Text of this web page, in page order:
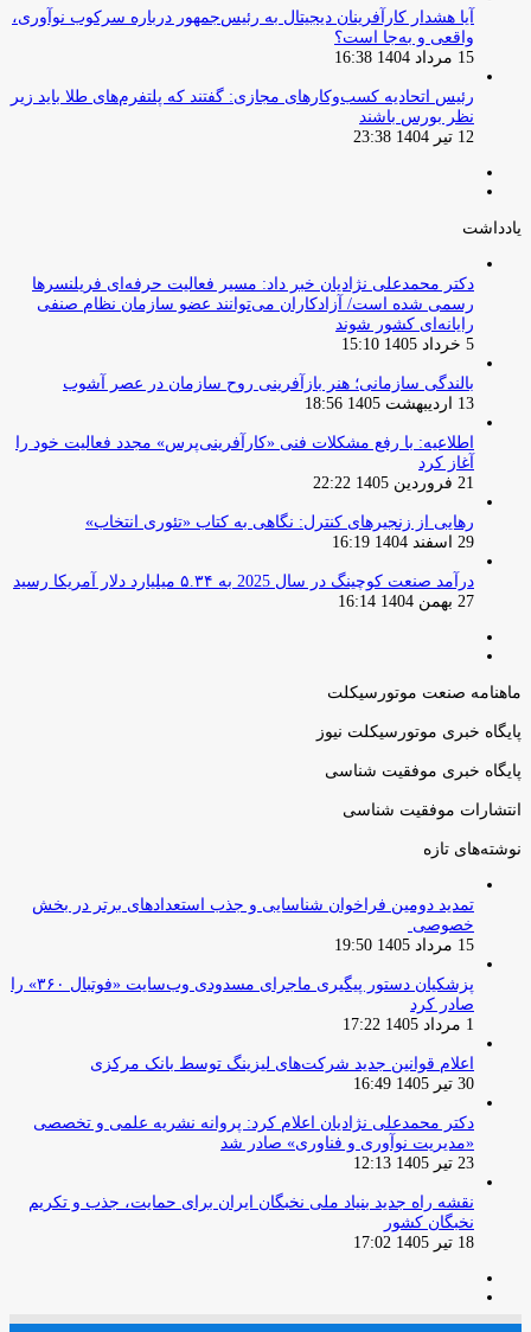
آیا هشدار کارآفرینان دیجیتال به رئیس‌جمهور درباره سرکوب نوآوری،
واقعی و به‌جا است؟
15 مرداد 1404 16:38
‏رئیس اتحادیه کسب‌وکارهای مجازی: گفتند که پلتفرم‌های طلا باید زیر
نظر بورس باشند
12 تیر 1404 23:38
یادداشت
دکتر محمدعلی نژادیان خبر داد: مسیر فعالیت حرفه‌ای فریلنسرها
رسمی شده است/ آزادکاران می‌توانند عضو سازمان نظام صنفی
رایانه‌ای کشور شوند
5 خرداد 1405 15:10
بالندگی سازمانی؛ هنر بازآفرینی روح سازمان در عصر آشوب
13 اردیبهشت 1405 18:56
اطلاعیه: با رفع مشکلات فنی «کارآفرینی‌پرس» مجدد فعالیت خود را
آغاز کرد
21 فروردین 1405 22:22
رهایی از زنجیرهای کنترل: نگاهی به کتاب «تئوری انتخاب»
29 اسفند 1404 16:19
درآمد صنعت کوچینگ در سال 2025 به ۵.۳۴ میلیارد دلار آمریکا رسید
27 بهمن 1404 16:14
ماهنامه صنعت موتورسیکلت
پایگاه خبری موتورسیکلت نیوز
پایگاه خبری موفقیت شناسی
انتشارات موفقیت شناسی
نوشته‌های تازه
تمدید دومین فراخوان شناسایی و جذب استعدادهای برتر در بخش
خصوصی
15 مرداد 1405 19:50
پزشکیان دستور پیگیری ماجرای مسدودی وب‌سایت «فوتبال ۳۶۰» را
صادر کرد
1 مرداد 1405 17:22
اعلام قوانین جدید شرکت‌های لیزینگ توسط بانک مرکزی
30 تیر 1405 16:49
دکتر محمدعلی نژادیان اعلام کرد: پروانه نشریه علمی و تخصصی
«مدیریت نوآوری و فناوری» صادر شد
23 تیر 1405 12:13
نقشه راه جدید بنیاد ملی نخبگان ایران برای حمایت، جذب و تکریم
نخبگان کشور
18 تیر 1405 17:02